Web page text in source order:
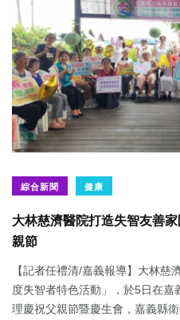
綜合新聞 健康
大林慈濟醫院打造失智友善
親節
【記者任禮清/嘉義報導】大林
度失智者特色活動」，於5日在
理慶祝父親節暨慶生會，嘉義縣